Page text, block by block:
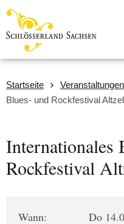
Startseite
Blues- und Rockfestival
Internationales
Rockfestival
Wann: Do